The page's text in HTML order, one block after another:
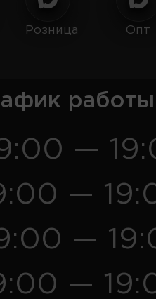
Розница Опт
—
—
—
—